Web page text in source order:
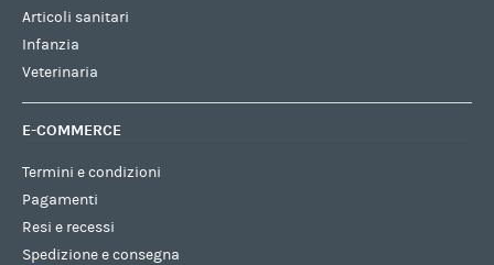
Articoli sanitari
Infanzia
Veterinaria
E-COMMERCE
Termini e condizioni
Pagamenti
Resi e recessi
Spedizione e consegna